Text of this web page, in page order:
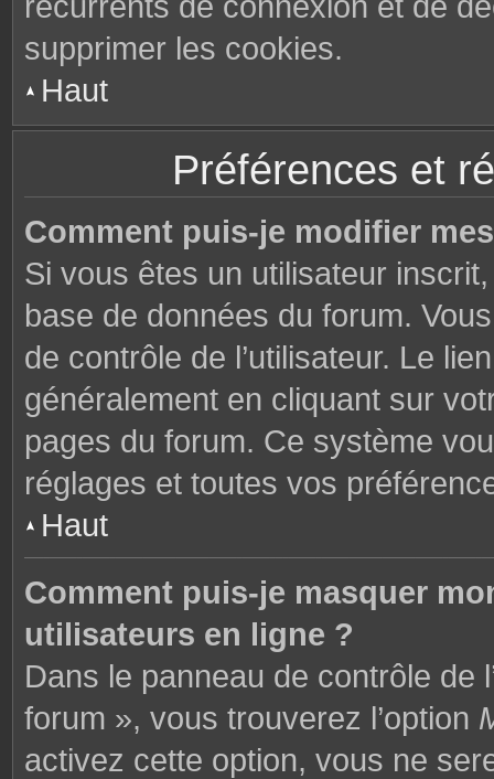
supprimer les cookies.
Haut
Préférences et
Comment puis-je modifier
Si vous êtes un utilisateur
base de données du forum.
de contrôle de l’utilisateur. Le
généralement en cliquant sur
pages du forum. Ce système
réglages et toutes vos
Haut
Comment puis-je masquer
utilisateurs en ligne ?
Dans le panneau de contrôle de
forum », vous trouverez l’option
activez cette option, vous ne